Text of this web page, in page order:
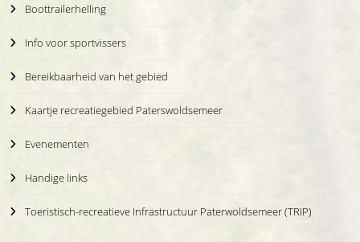
Boottrailerhelling
Info voor sportvissers
Bereikbaarheid van het gebied
Kaartje recreatiegebied Paterswoldsemeer
Evenementen
Handige links
Toeristisch-recreatieve Infrastructuur Paterwoldsemeer (TRIP)